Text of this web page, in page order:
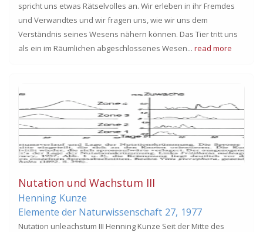
spricht uns etwas Rätselvolles an. Wir erleben in ihr Fremdes
und Verwandtes und wir fragen uns, wie wir uns dem
Verständnis seines Wesens nähern können. Das Tier tritt uns
als ein im Räumlichen abgeschlossenes Wesen... read more
Nutation und Wachstum III
Henning Kunze
Elemente der Naturwissenschaft 27, 1977
Nutation unleachstum III Henning Kunze Seit der Mitte des